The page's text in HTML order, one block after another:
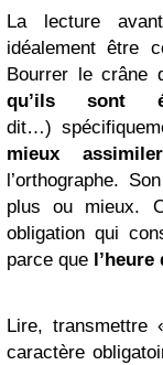
La lecture
idéalement être
Bourrer le crâne
qu’ils sont
dit…)
mieux assimiler
l’orthographe.
plus ou mieux.
obligation qui
parce que
Lire, transmettre
caractère